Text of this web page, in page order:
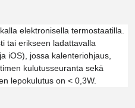
elektronisella termostaatilla.
tai erikseen ladattavalla
iOS), jossa kalenteriohjaus,
kulutusseuranta sekä
lepokulutus on < 0,3W.